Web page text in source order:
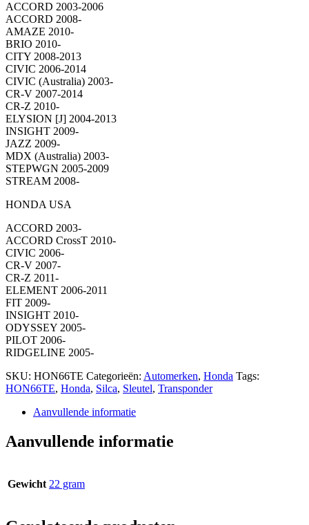
ACCORD 2003-2006
ACCORD 2008-
AMAZE 2010-
BRIO 2010-
CITY 2008-2013
CIVIC 2006-2014
CIVIC (Australia) 2003-
CR-V 2007-2014
CR-Z 2010-
ELYSION [J] 2004-2013
INSIGHT 2009-
JAZZ 2009-
MDX (Australia) 2003-
STEPWGN 2005-2009
STREAM 2008-
HONDA USA
ACCORD 2003-
ACCORD CrossT 2010-
CIVIC 2006-
CR-V 2007-
CR-Z 2011-
ELEMENT 2006-2011
FIT 2009-
INSIGHT 2010-
ODYSSEY 2005-
PILOT 2006-
RIDGELINE 2005-
SKU: HON66TE Categorieën: Automerken, Honda Tags:
HON66TE, Honda, Silca, Sleutel, Transponder
Aanvullende informatie
Aanvullende informatie
Gewicht 22 gram